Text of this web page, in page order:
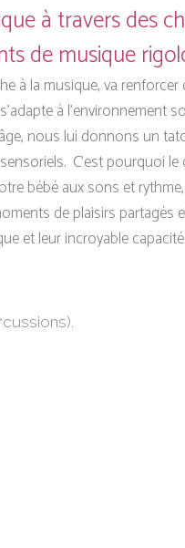
à travers des
de musique
à la musique, va
à l’environnement
nous lui donnons un
C’est pourquoi
bébé aux sons et
de plaisirs partagés
et leur incroyable